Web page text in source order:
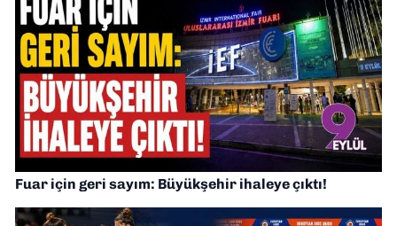
Fuar için geri sayım: Büyükşehir ihaleye çıktı!